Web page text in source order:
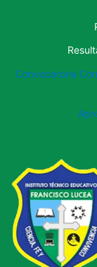
Convocatoria